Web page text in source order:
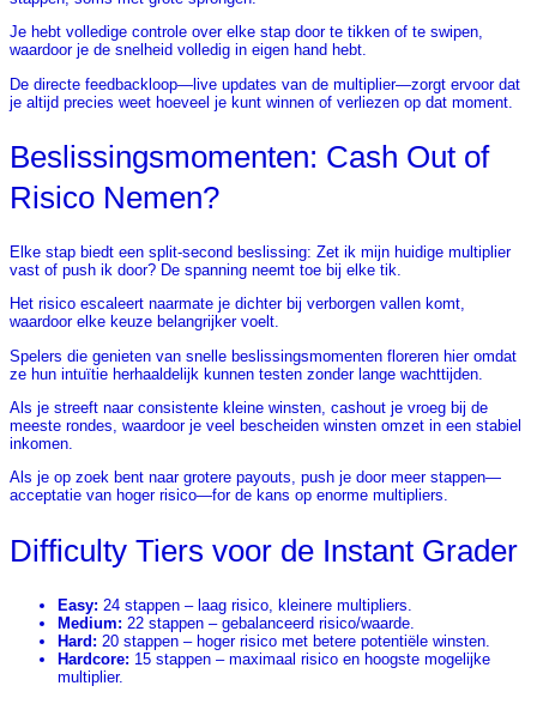
Je hebt volledige controle over elke stap door te tikken of te swipen,
waardoor je de snelheid volledig in eigen hand hebt.
De directe feedbackloop—live updates van de multiplier—zorgt ervoor dat
je altijd precies weet hoeveel je kunt winnen of verliezen op dat moment.
Beslissingsmomenten: Cash Out of
Risico Nemen?
Elke stap biedt een split‑second beslissing: Zet ik mijn huidige multiplier
vast of push ik door? De spanning neemt toe bij elke tik.
Het risico escaleert naarmate je dichter bij verborgen vallen komt,
waardoor elke keuze belangrijker voelt.
Spelers die genieten van snelle beslissingsmomenten floreren hier omdat
ze hun intuïtie herhaaldelijk kunnen testen zonder lange wachttijden.
Als je streeft naar consistente kleine winsten, cashout je vroeg bij de
meeste rondes, waardoor je veel bescheiden winsten omzet in een stabiel
inkomen.
Als je op zoek bent naar grotere payouts, push je door meer stappen—
acceptatie van hoger risico—for de kans op enorme multipliers.
Difficulty Tiers voor de Instant Grader
Easy: 24 stappen – laag risico, kleinere multipliers.
Medium: 22 stappen – gebalanceerd risico/waarde.
Hard: 20 stappen – hoger risico met betere potentiële winsten.
Hardcore: 15 stappen – maximaal risico en hoogste mogelijke
multiplier.